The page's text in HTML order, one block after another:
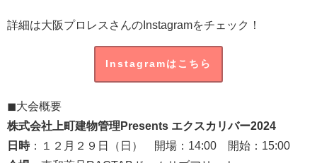
詳細は大阪プロレスさんのInstagramをチェック！
Instagramはこちら
◼︎大会概要
株式会社上町建物管理Presents エクスカリバー2024
日時：１２月２９日（日） 開場：14:00 開始：15:00